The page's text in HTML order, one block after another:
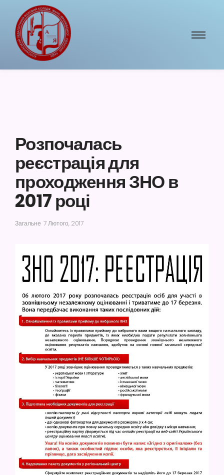
Розпочалась
реєстрація для
проходження ЗНО в
2017 році
Загальне 7 Лютого, 2017